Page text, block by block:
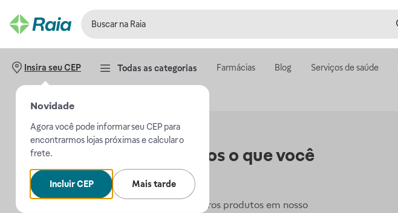
Insira seu CEP
Novidade
Agora você pode informar seu CEP para
encontrarmos lojas próximas e calcular o
frete.
Incluir CEP Mais tarde
Todas as categorias Farmácias Blog Serviços de saúde
Não encontramos o que você
procurava.
Mas, você pode conferir outros produtos em nosso